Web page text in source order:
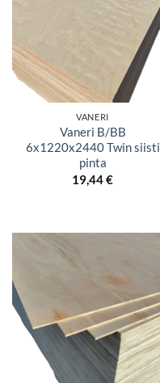
VANERI
Vaneri B/BB
6x1220x2440 Twin siisti
pinta
19,44€